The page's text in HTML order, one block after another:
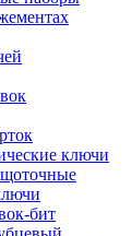
ключи
бит